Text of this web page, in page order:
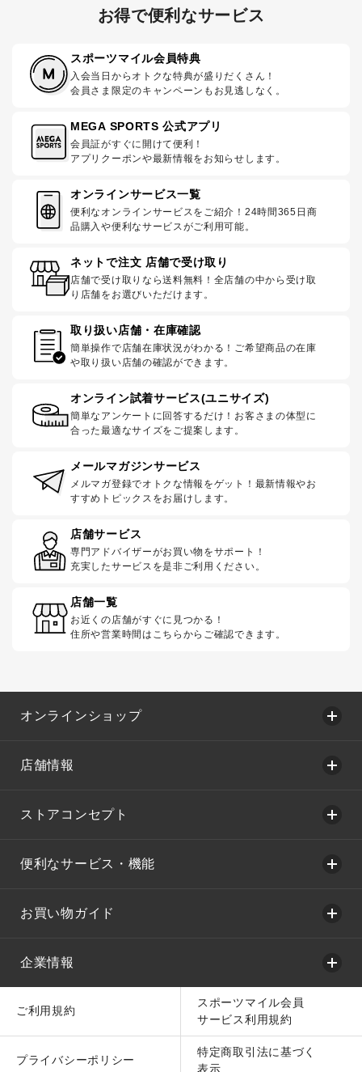
お得で便利なサービス
スポーツマイル会員特典
入会当日からオトクな特典が盛りだくさん！
会員さま限定のキャンペーンもお見逃しなく。
MEGA SPORTS 公式アプリ
会員証がすぐに開けて便利！
アプリクーポンや最新情報をお知らせします。
オンラインサービス一覧
便利なオンラインサービスをご紹介！24時間365日商
品購入や便利なサービスがご利用可能。
ネットで注文 店舗で受け取り
店舗で受け取りなら送料無料！全店舗の中から受け取
り店舗をお選びいただけます。
取り扱い店舗・在庫確認
簡単操作で店舗在庫状況がわかる！ご希望商品の在庫
や取り扱い店舗の確認ができます。
オンライン試着サービス(ユニサイズ)
簡単なアンケートに回答するだけ！お客さまの体型に
合った最適なサイズをご提案します。
メールマガジンサービス
メルマガ登録でオトクな情報をゲット！最新情報やお
すすめトピックスをお届けします。
店舗サービス
専門アドバイザーがお買い物をサポート！
充実したサービスを是非ご利用ください。
店舗一覧
お近くの店舗がすぐに見つかる！
住所や営業時間はこちらからご確認できます。
オンラインショップ
店舗情報
ストアコンセプト
便利なサービス・機能
お買い物ガイド
企業情報
ご利用規約
スポーツマイル会員
サービス利用規約
プライバシーポリシー
特定商取引法に基づく
表示